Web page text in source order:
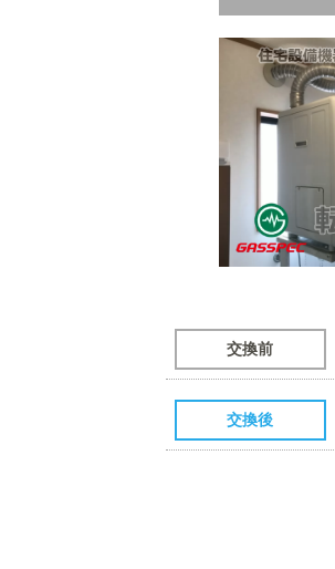
交換前
交換後